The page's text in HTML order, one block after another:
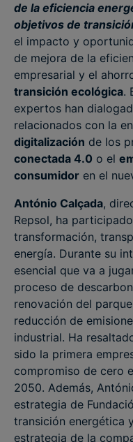
de la eficiencia
objetivos de
el impacto y
de mejora de la
empresarial y el
transición ecológica.
expertos han
relacionados con la
digitalización de los
conectada 4.0 o el
consumidor en el
António Calçada,
Repsol, ha
transformación,
energía. Durante su
esencial que va a
proceso de
renovación del
reducción de
industrial. Ha
sido la primera
compromiso de cero
2050. Además,
estrategia de
transición energética
estrategia de la